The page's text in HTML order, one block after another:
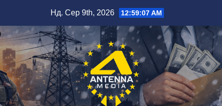
вмісту
Нд. Сер 9th, 2026 12:59:08 AM